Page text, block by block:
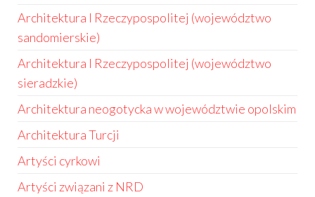
Architektura I Rzeczypospolitej (województwo
sandomierskie)
Architektura I Rzeczypospolitej (województwo
sieradzkie)
Architektura neogotycka w województwie opolskim
Architektura Turcji
Artyści cyrkowi
Artyści związani z NRD